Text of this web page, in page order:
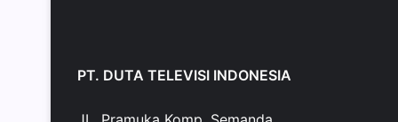
PT. DUTA TELEVISI INDONESIA